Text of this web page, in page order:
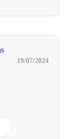
19/07/2024